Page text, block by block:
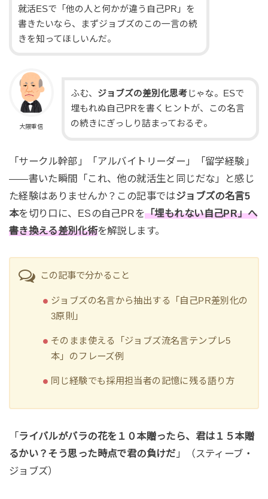
就活ESで「他の人と何かが違う自己PR」を
書きたいなら、まずジョブズのこの一言の続
きを知ってほしいんだ。
大隈重信
ふむ、 ジョブズの差別化思考じゃな。ESで
埋もれぬ自己PRを書くヒントが、この名言
の続きにぎっしり詰まっておるぞ。
「サークル幹部」「アルバイトリーダー」「留学経験」
――書いた瞬間「これ、他の就活生と同じだな」と感じ
た経験はありませんか？この記事ではジョブズの名言5
本を切り口に、ESの自己PRを「埋もれない自己PR」へ
書き換える差別化術を解説します。
この記事で分かること
ジョブズの名言から抽出する「自己PR差別化の
3原則」
そのまま使える「ジョブズ流名言テンプレ5
本」のフレーズ例
同じ経験でも採用担当者の記憶に残る語り方
「ライバルがバラの花を１０本贈ったら、君は１５本贈
るかい？そう思った時点で君の負けだ」（スティーブ・
ジョブズ）